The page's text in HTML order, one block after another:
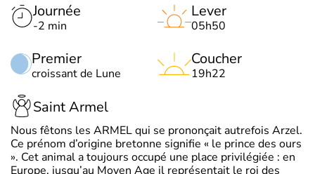
Journée
-2 min
Premier
croissant de Lune
Lever
05h50
Coucher
19h22
Saint Armel
Nous fêtons les ARMEL qui se prononçait autrefois Arzel.
Ce prénom d’origine bretonne signifie « le prince des ours
». Cet animal a toujours occupé une place privilégiée : en
Europe, jusqu’au Moyen Age il représentait le roi des